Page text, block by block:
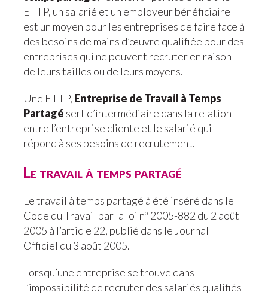
ETTP, un salarié et un employeur bénéficiaire
est un moyen pour les entreprises de faire face à
des besoins de mains d’œuvre qualifiée pour des
entreprises qui ne peuvent recruter en raison
de leurs tailles ou de leurs moyens.
Une ETTP, Entreprise de Travail à Temps
Partagé sert d’intermédiaire dans la relation
entre l’entreprise cliente et le salarié qui
répond à ses besoins de recrutement.
Le travail à temps partagé
Le travail à temps partagé à été inséré dans le
Code du Travail par la loi nº 2005-882 du 2 août
2005 à l’article 22, publié dans le Journal
Officiel du 3 août 2005.
Lorsqu’une entreprise se trouve dans
l’impossibilité de recruter des salariés qualifiés